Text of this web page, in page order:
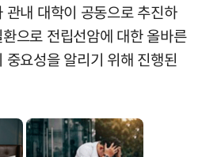
관내 대학이 공동으로 추진하
으로 전립선암에 대한 올바른
요성을 알리기 위해 진행된